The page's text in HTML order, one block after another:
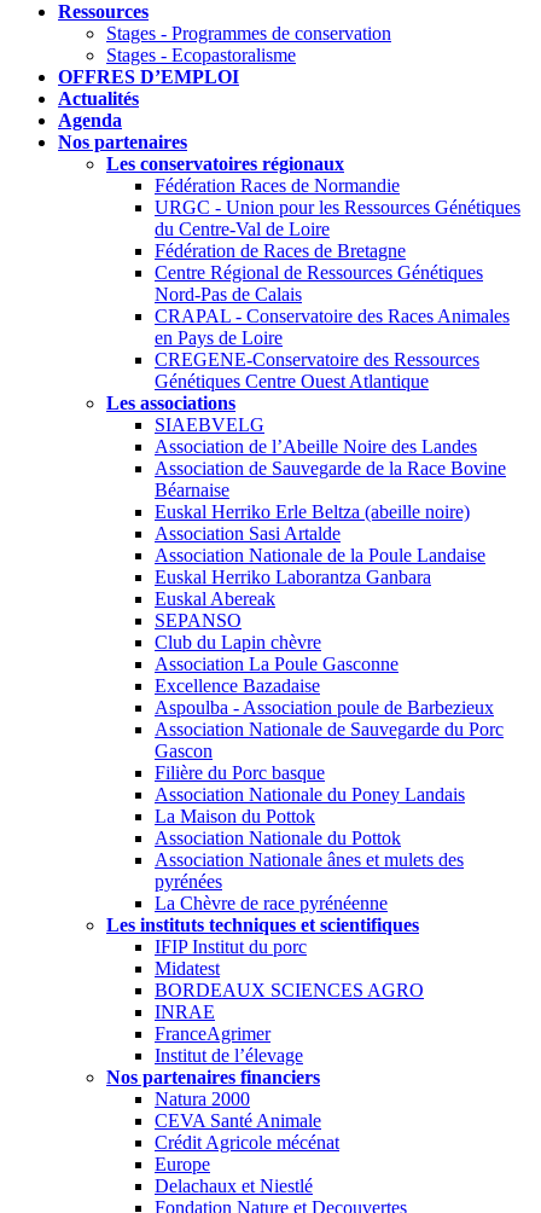
Ressources
Stages - Programmes de conservation
Stages - Ecopastoralisme
OFFRES D’EMPLOI
Actualités
Agenda
Nos partenaires
Les conservatoires régionaux
Fédération Races de Normandie
URGC - Union pour les Ressources Génétiques
du Centre-Val de Loire
Fédération de Races de Bretagne
Centre Régional de Ressources Génétiques
Nord-Pas de Calais
CRAPAL - Conservatoire des Races Animales
en Pays de Loire
CREGENE-Conservatoire des Ressources
Génétiques Centre Ouest Atlantique
Les associations
SIAEBVELG
Association de l’Abeille Noire des Landes
Association de Sauvegarde de la Race Bovine
Béarnaise
Euskal Herriko Erle Beltza (abeille noire)
Association Sasi Artalde
Association Nationale de la Poule Landaise
Euskal Herriko Laborantza Ganbara
Euskal Abereak
SEPANSO
Club du Lapin chèvre
Association La Poule Gasconne
Excellence Bazadaise
Aspoulba - Association poule de Barbezieux
Association Nationale de Sauvegarde du Porc
Gascon
Filière du Porc basque
Association Nationale du Poney Landais
La Maison du Pottok
Association Nationale du Pottok
Association Nationale ânes et mulets des
pyrénées
La Chèvre de race pyrénéenne
Les instituts techniques et scientifiques
IFIP Institut du porc
Midatest
BORDEAUX SCIENCES AGRO
INRAE
FranceAgrimer
Institut de l’élevage
Nos partenaires financiers
Natura 2000
CEVA Santé Animale
Crédit Agricole mécénat
Europe
Delachaux et Niestlé
Fondation Nature et Decouvertes